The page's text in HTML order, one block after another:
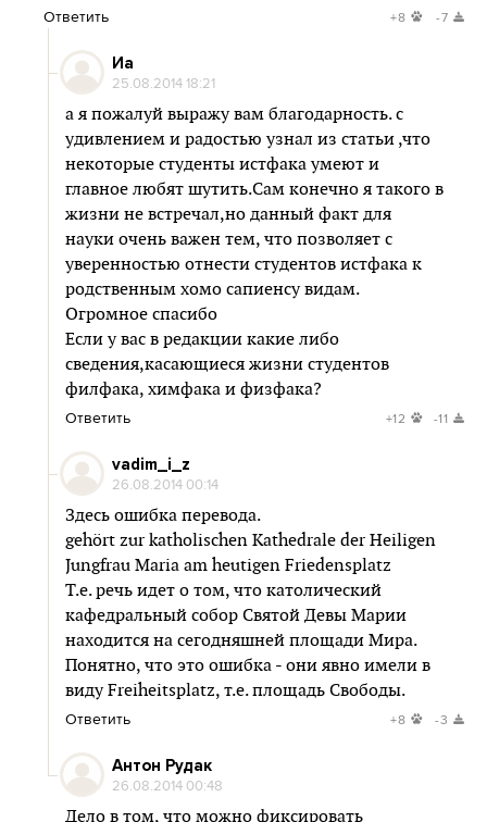
Ответить +8 -7
Иа
25.08.2014 18:21
а я пожалуй выражу вам благодарность. с
удивлением и радостью узнал из статьи ,что
некоторые студенты истфака умеют и
главное любят шутить.Сам конечно я такого в
жизни не встречал,но данный факт для
науки очень важен тем, что позволяет с
уверенностью отнести студентов истфака к
родственным хомо сапиенсу видам.
Огромное спасибо
Если у вас в редакции какие либо
сведения,касающиеся жизни студентов
филфака, химфака и физфака?
Ответить +12 -11
vadim_i_z
26.08.2014 00:14
Здесь ошибка перевода.
gehört zur katholischen Kathedrale der Heiligen
Jungfrau Maria am heutigen Friedensplatz
Т.е. речь идет о том, что католический
кафедральный собор Святой Девы Марии
находится на сегодняшней площади Мира.
Понятно, что это ошибка - они явно имели в
виду Freiheitsplatz, т.е. площадь Свободы.
Ответить +8 -3
Антон Рудак
26.08.2014 00:48
Дело в том, что можно фиксировать